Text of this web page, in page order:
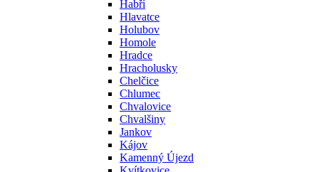
Habří
Hlavatce
Holubov
Homole
Hradce
Hracholusky
Chelčice
Chlumec
Chvalovice
Chvalšiny
Jankov
Kájov
Kamenný Újezd